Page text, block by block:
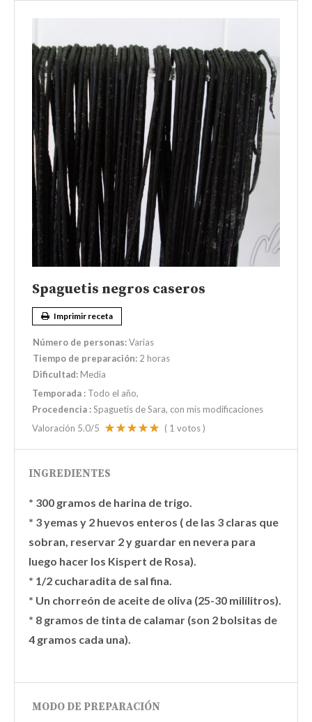
Spaguetis negros caseros
Imprimir receta
Número de personas:Varias
Tiempo de preparación: 2 horas
Dificultad: Media
Temporada : Todo el año
Procedencia :Spaguetis de Sara, con mis modificaciones
Valoración 5.0/5 ( 1 votos )
INGREDIENTES
* 300 gramos de harina de trigo.
* 3 yemas y 2 huevos enteros ( de las 3 claras que
sobran, reservar 2 y guardar en nevera para
luego hacer los Kispert de Rosa).
* 1/2 cucharadita de sal fina.
* Un chorreón de aceite de oliva (25-30 mililitros).
* 8 gramos de tinta de calamar (son 2 bolsitas de
4 gramos cada una).
MODO DE PREPARACIÓN